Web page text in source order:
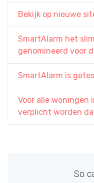
Bekijk op nieuwe
SmartAlarm het
genomineerd voor
SmartAlarm is
Voor alle woningen
verplicht worden
So